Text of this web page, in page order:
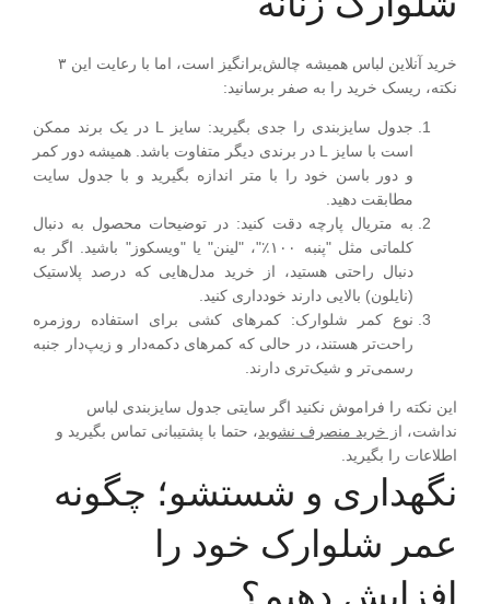
خرید آنلاین لباس همیشه چالش‌برانگیز است، اما با رعایت این ۳
نکته، ریسک خرید را به صفر برسانید:
جدول سایزبندی را جدی بگیرید:
سایز L در یک برند ممکن
است با سایز L در برندی دیگر متفاوت باشد. همیشه دور کمر
و دور باسن خود را با متر اندازه بگیرید و با جدول سایت
مطابقت دهید.
به متریال پارچه دقت کنید: در توضیحات محصول به دنبال
کلماتی مثل "پنبه ۱۰۰٪"، "لینن" یا "ویسکوز" باشید. اگر به
دنبال راحتی هستید، از خرید مدل‌هایی که درصد پلاستیک
(نایلون) بالایی دارند خودداری کنید.
نوع کمر شلوارک: کمرهای کشی برای استفاده روزمره
راحت‌تر هستند، در حالی که کمرهای دکمه‌دار و زیپ‌دار جنبه
رسمی‌تر و شیک‌تری دارند.
این نکته را فراموش نکنید اگر سایتی جدول سایزبندی لباس
نداشت، از خرید منصرف نشوید، حتما با پشتیبانی تماس بگیرید و
اطلاعات را بگیرید.
نگهداری و شستشو؛ چگونه
عمر شلوارک خود را
افزایش دهیم؟